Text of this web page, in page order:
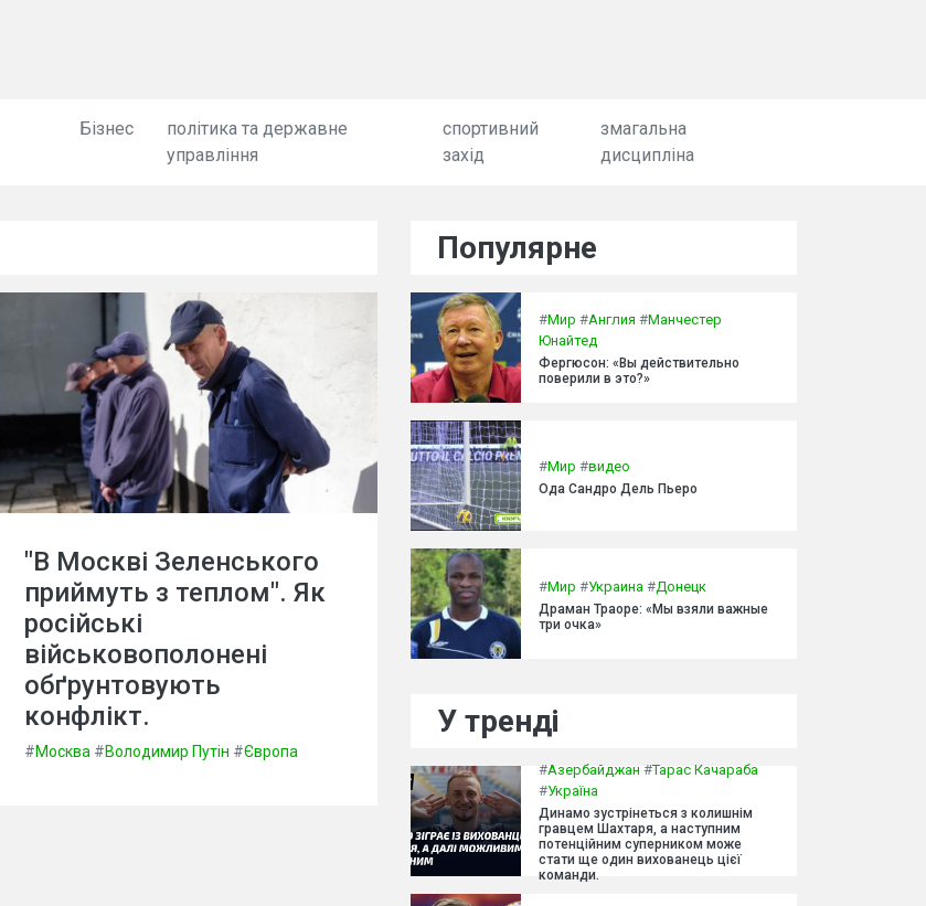
Бізнес
політика та державне
управління
спортивний
захід
змагальна
дисципліна
"В Москві Зеленського
приймуть з теплом". Як
російські
військовополонені
обґрунтовують
конфлікт.
#Москва #Володимир Путін #Європа
Популярне
#Мир #Англия #Манчестер
Юнайтед
Фергюсон: «Вы действительно
поверили в это?»
#Мир #видео
Ода Сандро Дель Пьеро
#Мир #Украина #Донецк
Драман Траоре: «Мы взяли важные
три очка»
У тренді
#Азербайджан #Тарас Качараба
#Україна
Динамо зустрінеться з колишнім
гравцем Шахтаря, а наступним
потенційним суперником може
стати ще один вихованець цієї
команди.